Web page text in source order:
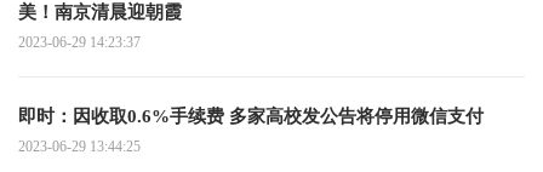
美！南京清晨迎朝霞
2023-06-29 14:23:37
即时：因收取0.6%手续费 多家高校发公告将停用微信支付
2023-06-29 13:44:25